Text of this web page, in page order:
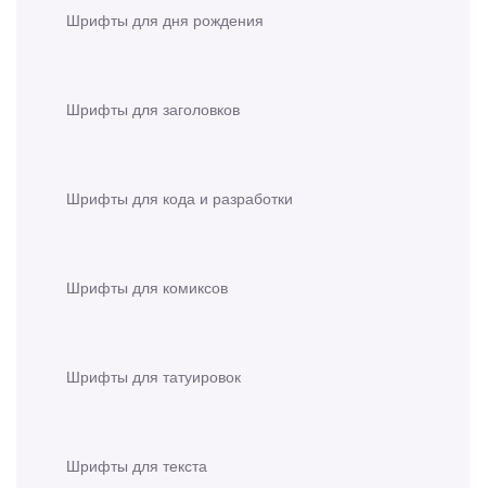
Шрифты для дня рождения
Шрифты для заголовков
Шрифты для кода и разработки
Шрифты для комиксов
Шрифты для татуировок
Шрифты для текста